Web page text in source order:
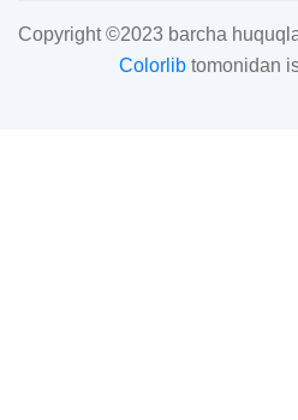
Copyright ©2023 barcha
Colorlibtomonidan